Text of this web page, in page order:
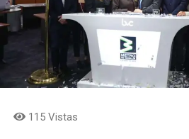
Concejales que integran la
expresaron que el proyecto
para transformar el estadio
escenario de talla mundial, capaz
culturales, superando la
115 Vistas